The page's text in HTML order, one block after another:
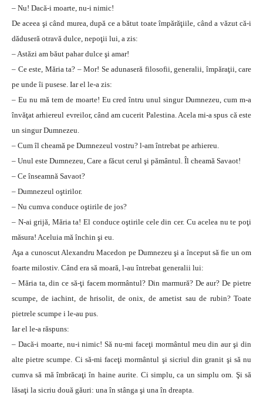
– Nu! Dacă-i moarte, nu-i nimic!
De aceea şi când murea, după ce a bătut toate împărăţiile, când a văzut că-i
dăduseră otravă dulce, nepoţii lui, a zis:
– Astăzi am băut pahar dulce şi amar!
– Ce este, Măria ta? – Mor! Se adunaseră filosofii, generalii, împăraţii, care
pe unde îi pusese. Iar el le-a zis:
– Eu nu mă tem de moarte! Eu cred întru unul singur Dumnezeu, cum m-a
învăţat arhiereul evreilor, când am cucerit Palestina. Acela mi-a spus că este
un singur Dumnezeu.
– Cum îl cheamă pe Dumnezeul vostru? l-am întrebat pe arhiereu.
– Unul este Dumnezeu, Care a făcut cerul şi pământul. Îl cheamă Savaot!
– Ce înseamnă Savaot?
– Dumnezeul oştirilor.
– Nu cumva conduce oştirile de jos?
– N-ai grijă, Măria ta! El conduce oştirile cele din cer. Cu acelea nu te poţi
măsura! Aceluia mă închin şi eu.
Aşa a cunoscut Alexandru Macedon pe Dumnezeu şi a început să fie un om
foarte milostiv. Când era să moară, l-au întrebat generalii lui:
– Măria ta, din ce să-ţi facem mormântul? Din marmură? De aur? De pietre
scumpe, de iachint, de hrisolit, de onix, de ametist sau de rubin? Toate
pietrele scumpe i le-au pus.
Iar el le-a răspuns:
– Dacă-i moarte, nu-i nimic! Să nu-mi faceţi mormântul meu din aur şi din
alte pietre scumpe. Ci să-mi faceţi mormântul şi sicriul din granit şi să nu
cumva să mă îmbrăcaţi în haine aurite. Ci simplu, ca un simplu om. Şi să
lăsaţi la sicriu două găuri: una în stânga şi una în dreapta.